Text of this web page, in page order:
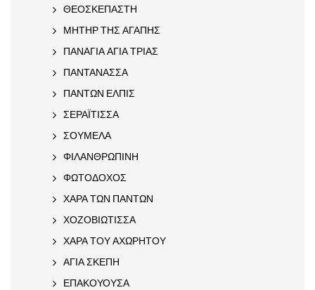
ΘΕΟΣΚΕΠΑΣΤΗ
ΜΗΤΗΡ ΤΗΣ ΑΓΑΠΗΣ
ΠΑΝΑΓΙΑ ΑΓΙΑ ΤΡΙΑΣ
ΠΑΝΤΑΝΑΣΣΑ
ΠΑΝΤΩΝ ΕΛΠΙΣ
ΣΕΡΑΪΤΙΣΣΑ
ΣΟΥΜΕΛΑ
ΦΙΛΑΝΘΡΩΠΙΝΗ
ΦΩΤΟΔΟΧΟΣ
ΧΑΡΑ ΤΩΝ ΠΑΝΤΩΝ
ΧΟΖΟΒΙΩΤΙΣΣΑ
ΧΑΡΑ ΤΟΥ ΑΧΩΡΗΤΟΥ
ΑΓΙΑ ΣΚΕΠΗ
ΕΠΑΚΟΥΟΥΣΑ